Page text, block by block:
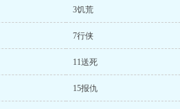
3饥荒
7行侠
11送死
15报仇